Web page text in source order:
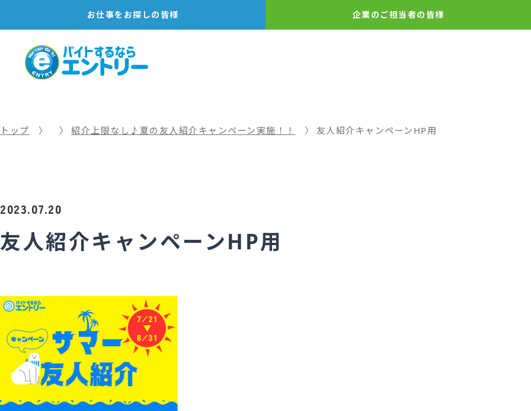
お仕事を お探しの皆様 企業の ご担当者の皆様
トップ 紹介上限なし♪夏の友人紹介キャンペーン実施！！ 友人紹介キャンペーンHP用
2023.07.20
友人紹介キャンペーンHP用